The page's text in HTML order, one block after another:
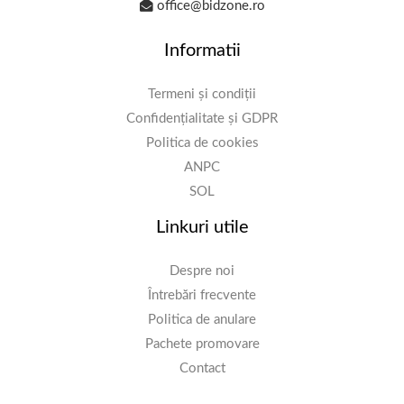
office@bidzone.ro
Informatii
Termeni și condiții
Confidențialitate și GDPR
Politica de cookies
ANPC
SOL
Linkuri utile
Despre noi
Întrebări frecvente
Politica de anulare
Pachete promovare
Contact